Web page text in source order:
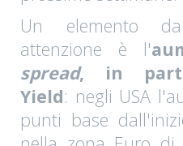
Un elemento
attenzione è l'
spread, in
Yield: negli USA
punti base